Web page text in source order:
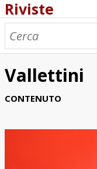
Riviste
Browse
Vallettini
CONTENUTO